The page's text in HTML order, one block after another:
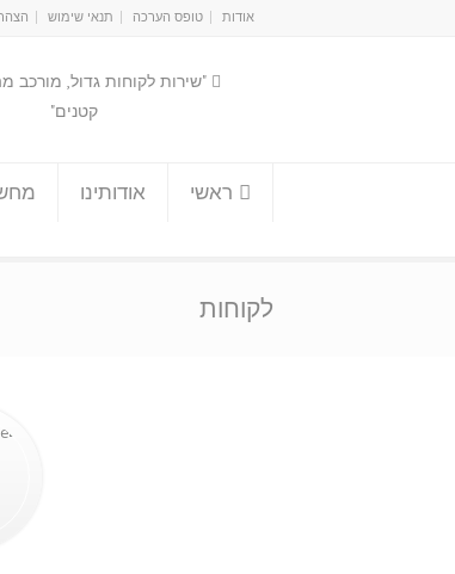
אודות טופס הערכה תנאי שימוש
"שירות לקוחות גדול, מורכב
קטנים"
ראשי אודותינו
לקוחות